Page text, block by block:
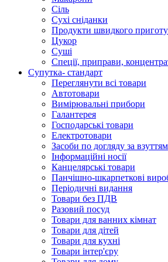
Сіль
Сухі сніданки
Продукти швидкого
Цукор
Суші
Спеції, приправи,
Супутка- стандарт
Переглянути всі товари
Автотовари
Вимірювальні прибори
Галантерея
Господарські товари
Електротовари
Засоби по догляду за взуттям
Інформаційні носії
Канцелярські товари
Панчішно-шкарпеткові
Періодичні видання
Товари без ПДВ
Разовий посуд
Товари для ванних кімнат
Товари для дітей
Товари для кухні
Товари інтер'єру